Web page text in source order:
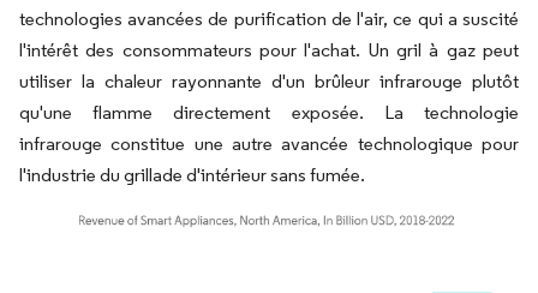
technologies avancées de purification de l'air, ce qui a suscité
l'intérêt des consommateurs pour l'achat. Un gril à gaz peut
utiliser la chaleur rayonnante d'un brûleur infrarouge plutôt
qu'une flamme directement exposée. La technologie
infrarouge constitue une autre avancée technologique pour
l'industrie du grillade d'intérieur sans fumée.